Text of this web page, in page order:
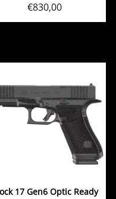
€830,00
17 Gen6 Optic Ready